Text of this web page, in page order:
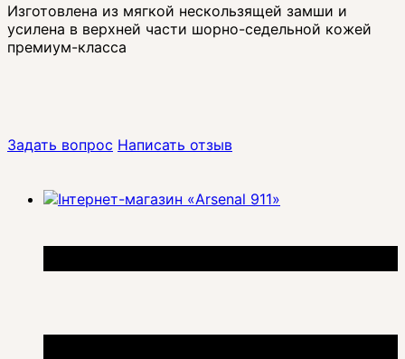
Изготовлена из мягкой нескользящей замши и
усилена в верхней части шорно-седельной кожей
премиум-класса
Задать вопрос Написать отзыв